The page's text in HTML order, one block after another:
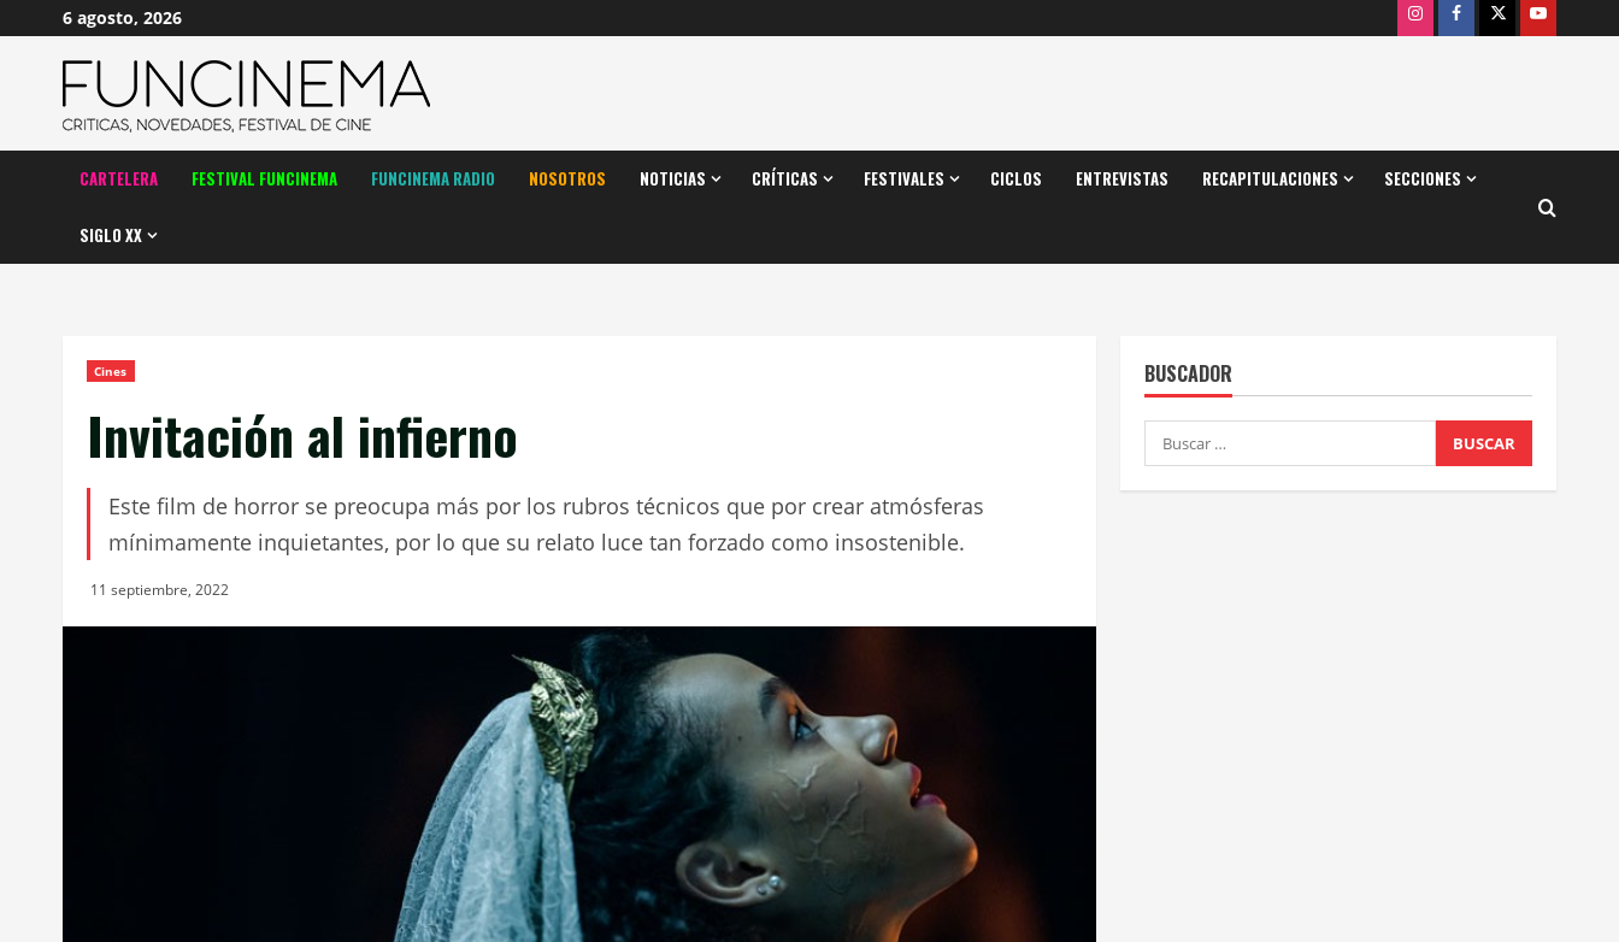
contenido
6 agosto, 2026 InstagramFacebook
X Youtube
CARTELERA FESTIVAL FUNCINEMA FUNCINEMA RADIO NOSOTROS NOTICIAS CRÍTICAS FESTIVALES CICLOS ENTREVISTAS RECAPITULACIONES SECCIONES
SIGLO XX
Cines
Invitación al infierno
Este film de horror se preocupa más por los rubros técnicos que por crear atmósferas
mínimamente inquietantes, por lo que su relato luce tan forzado como insostenible.
11 septiembre, 2022
BUSCADOR
Buscar: